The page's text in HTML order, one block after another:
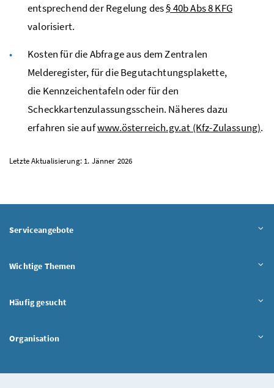
entsprechend der Regelung des§ 40bAbs8KFG
valorisiert.
Kosten für die Abfrage aus dem Zentralen
Melderegister, für die Begutachtungsplakette,
die Kennzeichentafeln oder für den
Scheckkartenzulassungsschein. Näheres dazu
erfahren sie aufwww.österreich.gv.at (Kfz-Zulassung).
Letzte Aktualisierung: 1. Jänner 2026
Serviceangebote
Wichtige Themen
Häufig gesucht
Organisation